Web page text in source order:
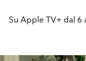
Su Apple TV+ dal 6